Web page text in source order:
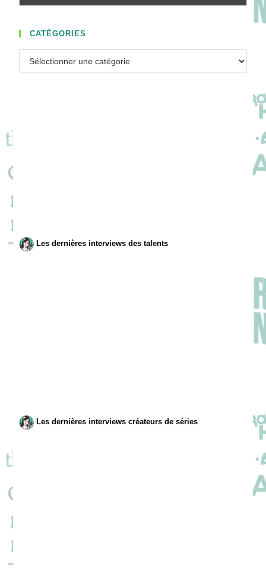
CATÉGORIES
Les dernières interviews des talents
Les dernières interviews créateurs de séries